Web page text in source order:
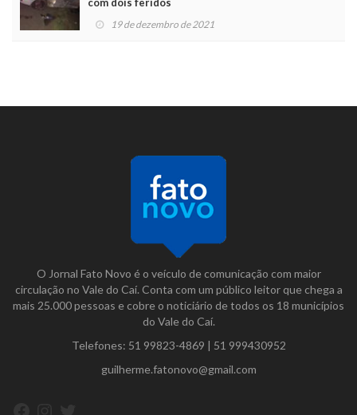
19 de dezembro de 2021
O Jornal Fato Novo é o veículo de comunicação com maior
circulação no Vale do Caí. Conta com um público leitor que chega a
mais 25.000 pessoas e cobre o noticiário de todos os 18 municípios
do Vale do Caí.
Telefones: 51 99823-4869 | 51 999430952
guilherme.fatonovo@gmail.com